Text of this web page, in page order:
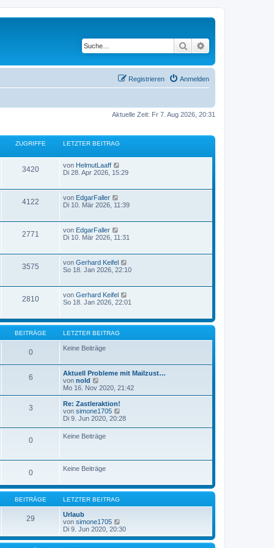
Suche
Anmelden
Registrieren
Aktuelle Zeit: Fr 7. Aug 2026, 20:31
ZUGRIFFE LETZTER BEITRAG
3420 von HelmutLaaff
Di 28. Apr 2026, 15:29
4122 von EdgarFaller
Di 10. Mär 2026, 11:39
2771 von EdgarFaller
Di 10. Mär 2026, 11:31
3575 von Gerhard Keifel
So 18. Jan 2026, 22:10
2810 von Gerhard Keifel
So 18. Jan 2026, 22:01
BEITRÄGE LETZTER BEITRAG
0 Keine Beiträge
6
Aktuell Probleme mit Mailzust…
von nold
e
u
e
s
t
r
B
t
r
Mo 16. Nov 2020, 21:42
3
Re: Zastleraktion!
von simone1705
e
r
i
t
a
Di 9. Jun 2020, 20:28
0 Keine Beiträge
0 Keine Beiträge
BEITRÄGE LETZTER BEITRAG
29
Urlaub
von simone1705
e
u
e
Di 9. Jun 2020, 20:30